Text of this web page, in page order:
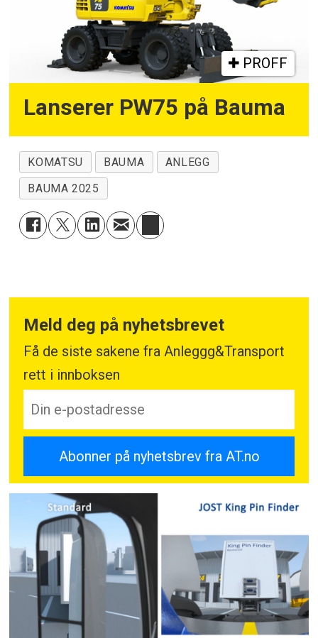
PROFF
Lanserer PW75 på Bauma
KOMATSU BAUMA
ANLEGG
BAUMA 2025
Meld deg på nyhetsbrevet
Få de siste sakene fra Anleggg&Transport
rett i innboksen